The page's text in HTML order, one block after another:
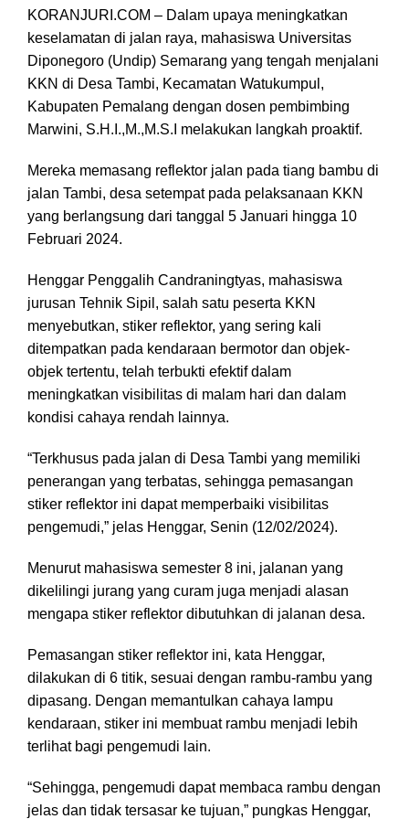
KORANJURI.COM – Dalam upaya meningkatkan
keselamatan di jalan raya, mahasiswa Universitas
Diponegoro (Undip) Semarang yang tengah menjalani
KKN di Desa Tambi, Kecamatan Watukumpul,
Kabupaten Pemalang dengan dosen pembimbing
Marwini, S.H.I.,M.,M.S.I melakukan langkah proaktif.
Mereka memasang reflektor jalan pada tiang bambu di
jalan Tambi, desa setempat pada pelaksanaan KKN
yang berlangsung dari tanggal 5 Januari hingga 10
Februari 2024.
Henggar Penggalih Candraningtyas, mahasiswa
jurusan Tehnik Sipil, salah satu peserta KKN
menyebutkan, stiker reflektor, yang sering kali
ditempatkan pada kendaraan bermotor dan objek-
objek tertentu, telah terbukti efektif dalam
meningkatkan visibilitas di malam hari dan dalam
kondisi cahaya rendah lainnya.
“Terkhusus pada jalan di Desa Tambi yang memiliki
penerangan yang terbatas, sehingga pemasangan
stiker reflektor ini dapat memperbaiki visibilitas
pengemudi,” jelas Henggar, Senin (12/02/2024).
Menurut mahasiswa semester 8 ini, jalanan yang
dikelilingi jurang yang curam juga menjadi alasan
mengapa stiker reflektor dibutuhkan di jalanan desa.
Pemasangan stiker reflektor ini, kata Henggar,
dilakukan di 6 titik, sesuai dengan rambu-rambu yang
dipasang. Dengan memantulkan cahaya lampu
kendaraan, stiker ini membuat rambu menjadi lebih
terlihat bagi pengemudi lain.
“Sehingga, pengemudi dapat membaca rambu dengan
jelas dan tidak tersasar ke tujuan,” pungkas Henggar,